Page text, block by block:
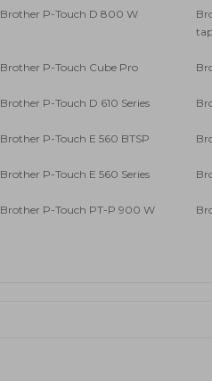
Brother P-Touch D 800 W
Brother P-Touch Cube Pro
Brother P-Touch D 610 Series
Brother P-Touch E 560 BTSP
Brother P-Touch E 560 Series
Brother P-Touch PT-P 900 W